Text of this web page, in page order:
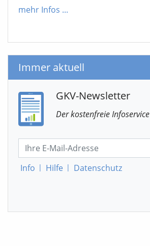
mehr Infos ...
Immer aktuell
GKV-Newsletter
Der kostenfreie Infoservice
Info | Hilfe | Datenschutz